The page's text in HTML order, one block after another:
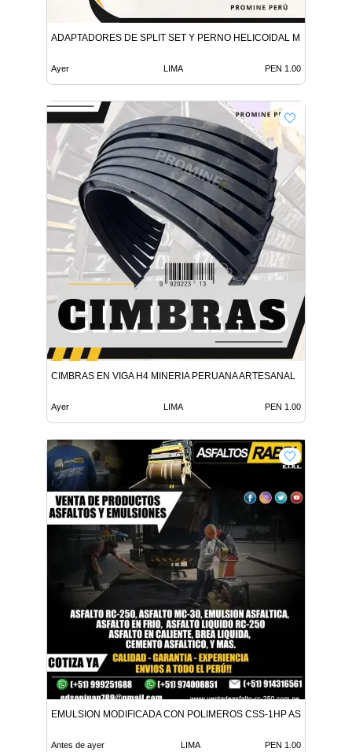
ADAPTADORES DE SPLIT SET Y PERNO HELICOIDAL MINERIA
Ayer LIMA PEN 1.00
CIMBRAS EN VIGA H4 MINERIA PERUANA ARTESANAL
Ayer LIMA PEN 1.00
EMULSION MODIFICADA CON POLIMEROS CSS-1HP ASFALTO
Antes de ayer LIMA PEN 1.00